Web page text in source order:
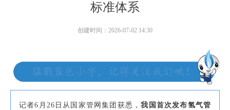
标准体系
创建时间： 2026-07-02 14:30
记者6月26日从国家管网集团获悉，我国首次发布氢气管